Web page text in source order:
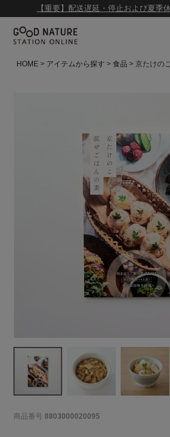
【重要】配送遅延・停止および夏
HOME アイテムから探す 食品 京たけの
商品番号 8803000020095